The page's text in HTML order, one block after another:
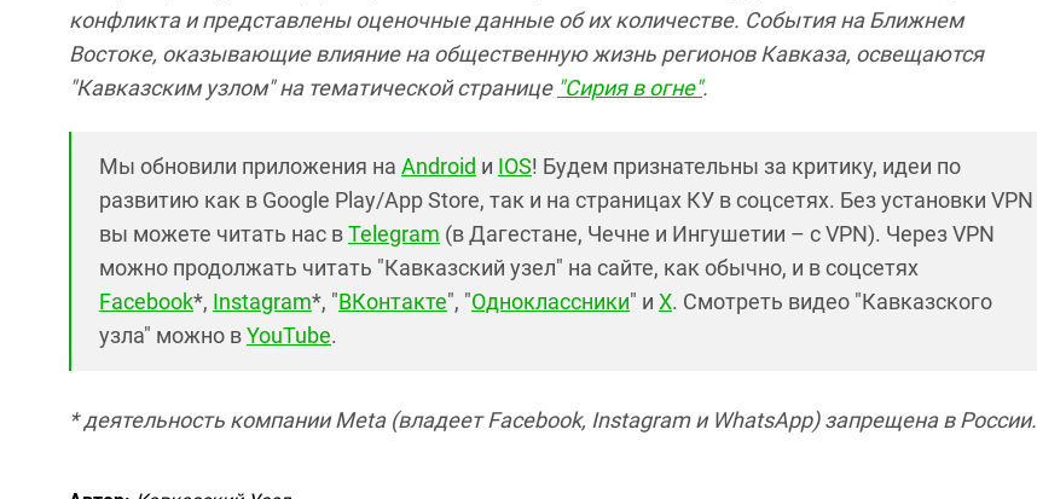
конфликтаи представлены оценочные данные об их количестве. События на Ближнем
Востоке, оказывающие влияние на общественную жизнь регионов Кавказа, освещаются
"Кавказским узлом" на тематической странице "Сирия в огне".
Мы обновили приложения на Android и IOS! Будем признательны за критику, идеи по
развитию как в Google Play/App Store, так и на страницах КУ в соцсетях. Без установки VPN
вы можете читать нас вTelegram (в Дагестане, Чечне и Ингушетии – с VPN). Через VPN
можно продолжать читать "Кавказский узел" на сайте, как обычно, и в соцсетях
Facebook*, Instagram*, "ВКонтакте", "Одноклассники" и X. Смотреть видео "Кавказского
узла" можно вYouTube.
* деятельность компании Meta (владеет Facebook, Instagram и WhatsApp) запрещена в России.